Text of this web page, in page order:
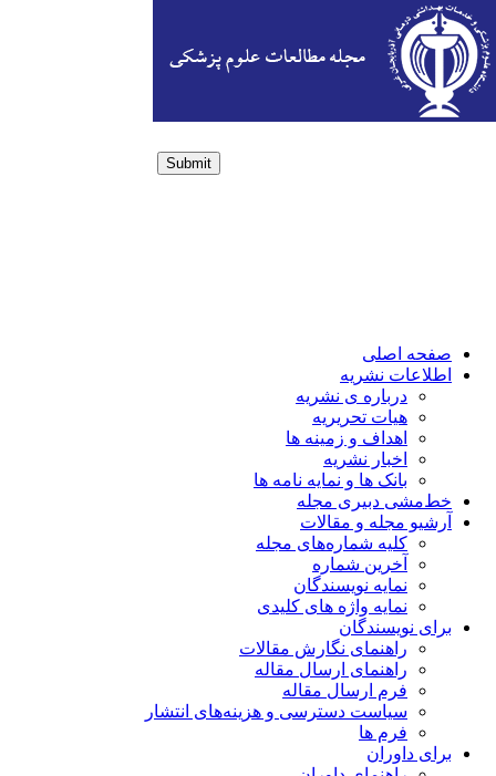
Submit
صفحه اصلی
اطلاعات نشریه
درباره ی نشریه
هیات تحریریه
اهداف و زمینه ها
اخبار نشریه
بانک ها و نمایه نامه ها
خط‌مشی دبیری مجله
آرشیو مجله و مقالات
کلیه شماره‌های مجله
آخرین شماره
نمایه نویسندگان
نمایه واژه های کلیدی
برای نویسندگان
راهنمای نگارش مقالات
راهنمای ارسال مقاله
فرم ارسال مقاله
سیاست دسترسی و هزینه‌های انتشار
فرم ها
برای داوران